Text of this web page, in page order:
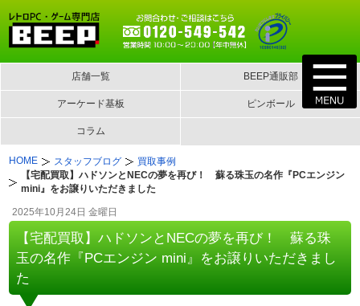
店舗一覧 BEEP通販部
アーケード基板 ピンボール
コラム
HOME スタッフブログ
買取事例
【宅配買取】ハドソンとNECの夢を再び！ 蘇る珠玉の名作『PCエンジン
mini』をお譲りいただきました
2025年10月24日 金曜日
【宅配買取】ハドソンとNECの夢を再び！ 蘇る珠
玉の名作『PCエンジン mini』をお譲りいただきまし
た